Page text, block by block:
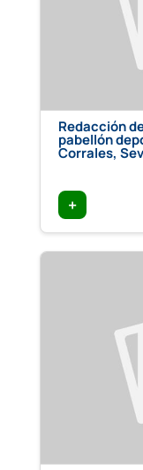
Redacción
pabellón
Corrales,
+